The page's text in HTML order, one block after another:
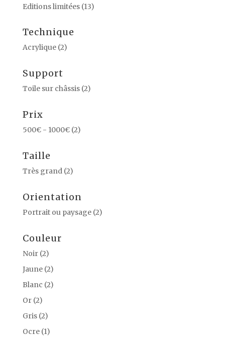
Editions limitées (13)
Technique
Acrylique (2)
Support
Toile sur châssis (2)
Prix
500€ - 1000€ (2)
Taille
Très grand (2)
Orientation
Portrait ou paysage (2)
Couleur
Noir (2)
Jaune (2)
Blanc (2)
Or (2)
Gris (2)
Ocre (1)